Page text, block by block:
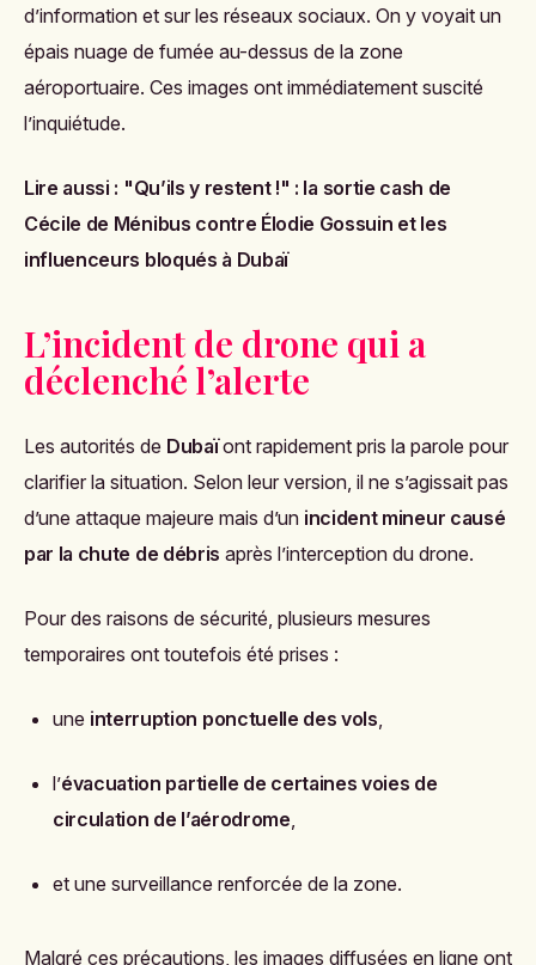
d’information et sur les réseaux sociaux. On y voyait un
épais nuage de fumée au-dessus de la zone
aéroportuaire. Ces images ont immédiatement suscité
l’inquiétude.
Lire aussi : "Qu’ils y restent !" : la sortie cash de
Cécile de Ménibus contre Élodie Gossuin et les
influenceurs bloqués à Dubaï
L’incident de drone qui a
déclenché l’alerte
Les autorités de Dubaïont rapidement pris la parole pour
clarifier la situation. Selon leur version, il ne s’agissait pas
d’une attaque majeure mais d’un incident mineur causé
par la chute de débris après l’interception du drone.
Pour des raisons de sécurité, plusieurs mesures
temporaires ont toutefois été prises :
une interruption ponctuelle des vols
l’évacuation partielle de certaines voies de
circulation de l’aérodrome
et une surveillance renforcée de la zone.
Malgré ces précautions, les images diffusées en ligne ont